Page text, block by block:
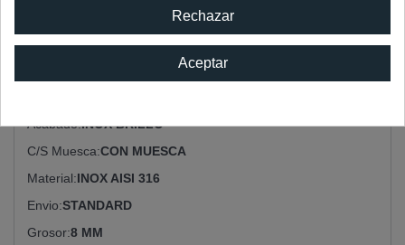
FICHA TÉCNICA
891.2IB
Acabado INOX BRILLO
C/s Muesca CON MUESCA
Material INOX AISI 316
Envio STANDARD
Grosor 8 MM
Rechazar
Aceptar